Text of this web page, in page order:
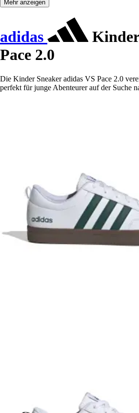
Mehr anzeigen
adidas
Pace 2.0
Die Kinder Sneaker adidas VS Pace 2.0
perfekt für junge Abenteurer auf der Suche